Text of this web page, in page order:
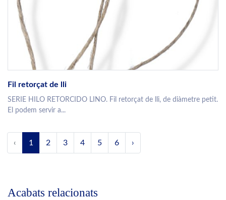
Fil retorçat de lli
SERIE HILO RETORCIDO LINO. Fil retorçat de lli, de diàmetre petit.
El podem servir a...
‹ 1 2 3 4 5 6 ›
Acabats relacionats